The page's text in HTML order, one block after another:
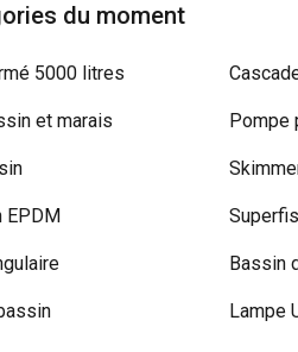
du moment
5000 litres
et marais
EPDM
Pompe
Bassin
Lampe